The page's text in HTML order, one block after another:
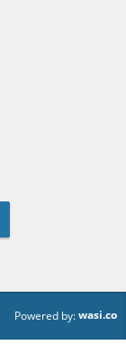
Powered by:wasi.co